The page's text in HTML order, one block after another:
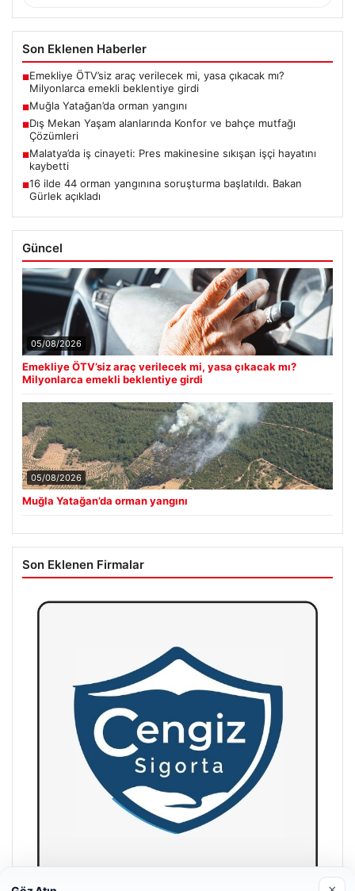
Son Eklenen Haberler
■Emekliye ÖTV’siz araç verilecek mi, yasa çıkacak mı?
Milyonlarca emekli beklentiye girdi
■Muğla Yatağan’da orman yangını
■Dış Mekan Yaşam alanlarında Konfor ve bahçe mutfağı
Çözümleri
■Malatya’da iş cinayeti: Pres makinesine sıkışan işçi hayatını
kaybetti
■16 ilde 44 orman yangınına soruşturma başlatıldı. Bakan
Gürlek açıkladı
Güncel
05/08/2026
Emekliye ÖTV’siz araç verilecek mi, yasa çıkacak mı?
Milyonlarca emekli beklentiye girdi
05/08/2026
Muğla Yatağan’da orman yangını
Son Eklenen Firmalar